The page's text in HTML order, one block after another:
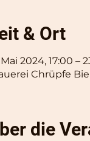
& Ort
Mai 2024, 17:00 –
Chrüpfe
die